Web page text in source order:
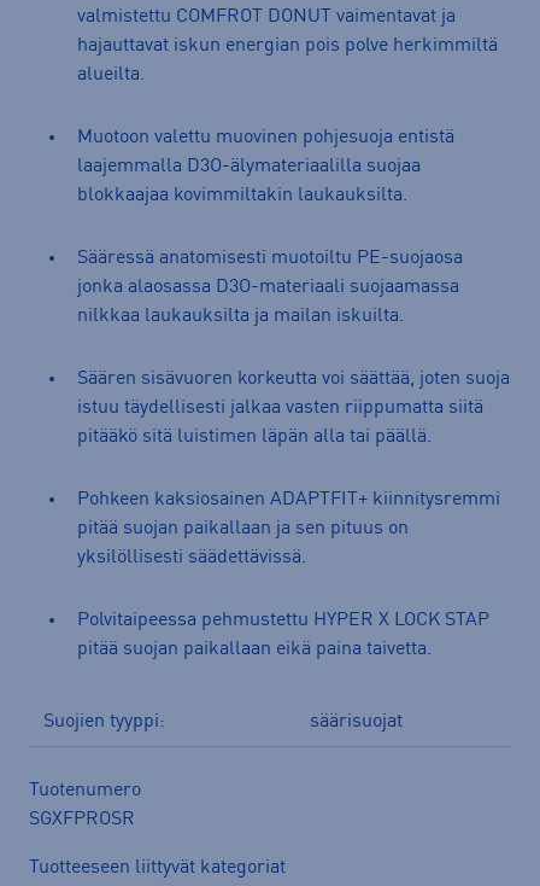
valmistettu COMFROT DONUT vaimentavat ja
hajauttavat iskun energian pois polve herkimmiltä
alueilta.
Muotoon valettu muovinen pohjesuoja entistä
laajemmalla D3O-älymateriaalilla suojaa
blokkaajaa kovimmiltakin laukauksilta.
Sääressä anatomisesti muotoiltu PE-suojaosa
jonka alaosassa D3O-materiaali suojaamassa
nilkkaa laukauksilta ja mailan iskuilta.
Säären sisävuoren korkeutta voi säättää, joten suoja
istuu täydellisesti jalkaa vasten riippumatta siitä
pitääkö sitä luistimen läpän alla tai päällä.
Pohkeen kaksiosainen ADAPTFIT+ kiinnitysremmi
pitää suojan paikallaan ja sen pituus on
yksilöllisesti säädettävissä.
Polvitaipeessa pehmustettu HYPER X LOCK STAP
pitää suojan paikallaan eikä paina taivetta.
Suojien tyyppi: säärisuojat
Tuotenumero
SGXFPROSR
Tuotteeseen liittyvät kategoriat